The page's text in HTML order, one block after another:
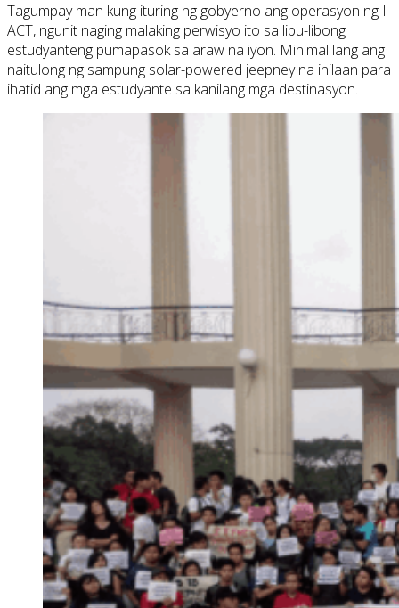
Tagumpay man kung ituring ng gobyerno ang operasyon ng I-
ACT, ngunit naging malaking perwisyo ito sa libu-libong
estudyanteng pumapasok sa araw na iyon. Minimal lang ang
naitulong ng sampung solar-powered jeepney na inilaan para
ihatid ang mga estudyante sa kanilang mga destinasyon.